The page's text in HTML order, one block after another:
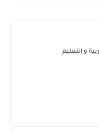
و التعليم